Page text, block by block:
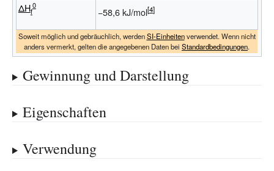
ΔHf
0
−58,6 kJ/mol
Soweit möglich und gebräuchlich, werdenSI-Einheitenverwendet. Wenn nicht
anders vermerkt, gelten die angegebenen Daten bei Standardbedingungen.
Gewinnung und Darstellung
Eigenschaften
Verwendung